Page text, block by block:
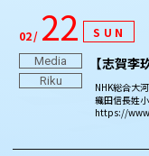
02 22 SUN
Media
Riku
【志賀李
NHK総合大
織田信長姓小
https://